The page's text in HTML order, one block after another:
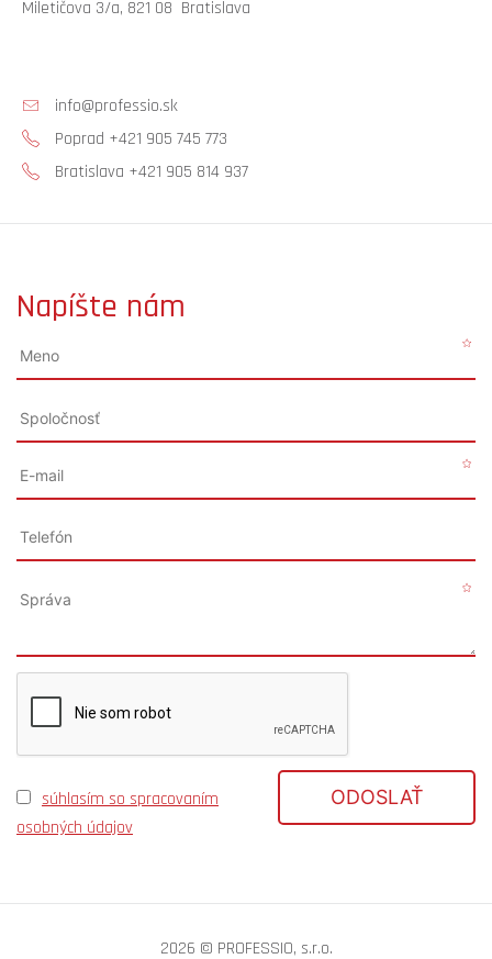
Miletičova 3/a, 821 08 Bratislava
info@professio.sk
Poprad +421 905 745 773
Bratislava +421 905 814 937
Napíšte nám
súhlasím so spracovaním
osobných údajov
ODOSLAŤ
2026 © PROFESSIO, s.r.o.